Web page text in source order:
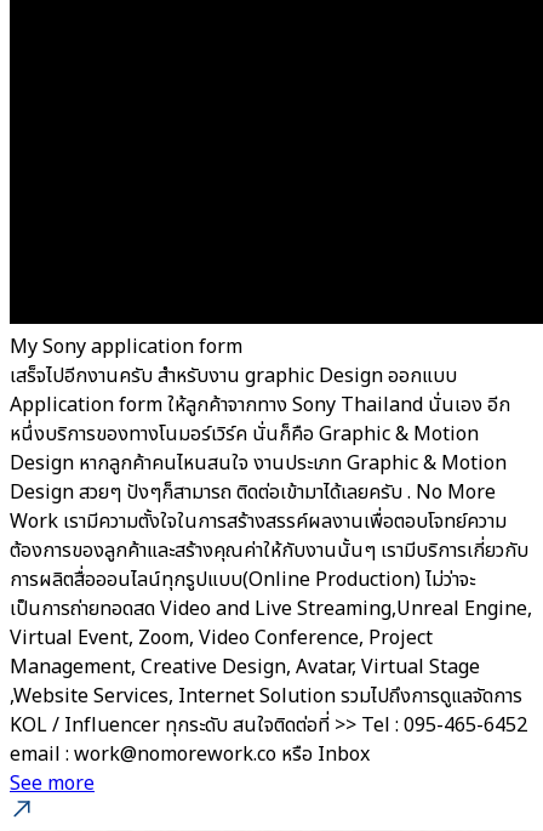
My Sony application form
เสร็จไปอีกงานครับ สำหรับงาน graphic Design ออกแบบ
Application form ให้ลูกค้าจากทาง Sony Thailand นั่นเอง อีก
หนึ่งบริการของทางโนมอร์เวิร์ค นั่นก็คือ Graphic & Motion
Design หากลูกค้าคนไหนสนใจ งานประเภท Graphic & Motion
Design สวยๆ ปังๆก็สามารถ ติดต่อเข้ามาได้เลยครับ . No More
Work เรามีความตั้งใจในการสร้างสรรค์ผลงานเพื่อตอบโจทย์ความ
ต้องการของลูกค้าและสร้างคุณค่าให้กับงานนั้นๆ เรามีบริการเกี่ยวกับ
การผลิตสื่อออนไลน์ทุกรูปแบบ(Online Production) ไม่ว่าจะ
เป็นการถ่ายทอดสด Video and Live Streaming,Unreal Engine,
Virtual Event, Zoom, Video Conference, Project
Management, Creative Design, Avatar, Virtual Stage
,Website Services, Internet Solution รวมไปถึงการดูแลจัดการ
KOL / Influencer ทุกระดับ สนใจติดต่อที่ >> Tel : 095-465-6452
email : work@nomorework.co หรือ Inbox
See more